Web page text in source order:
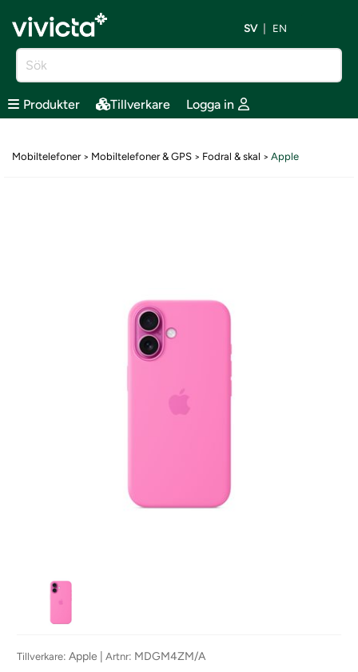
SV EN
Produkter Tillverkare Logga in
Mobiltelefoner> Mobiltelefoner & GPS > Fodral & skal > Apple
Tillverkare: Apple | Artnr: MDGM4ZM/A